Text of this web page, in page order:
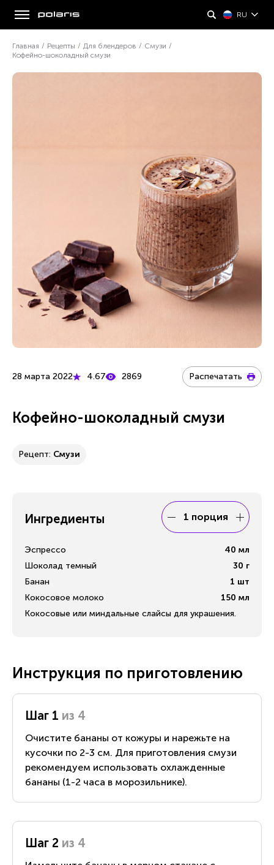
RU
Главная / Рецепты / Для блендеров / Смузи /
Кофейно-шоколадный смузи
28 марта 2022 4.67 2869 Распечатать
Кофейно-шоколадный смузи
Рецепт: Смузи
Ингредиенты 1 порция
Эспрессо 40 мл
Шоколад темный
30 г
Банан
1 шт
Кокосовое молоко
150 мл
Кокосовые или миндальные слайсы для украшения.
Инструкция по приготовлению
Шаг 1 из 4
Очистите бананы от кожуры и нарежьте на
кусочки по 2-3 см. Для приготовления смузи
рекомендуем использовать охлажденные
бананы (1-2 часа в морозильнике).
Шаг 2 из 4